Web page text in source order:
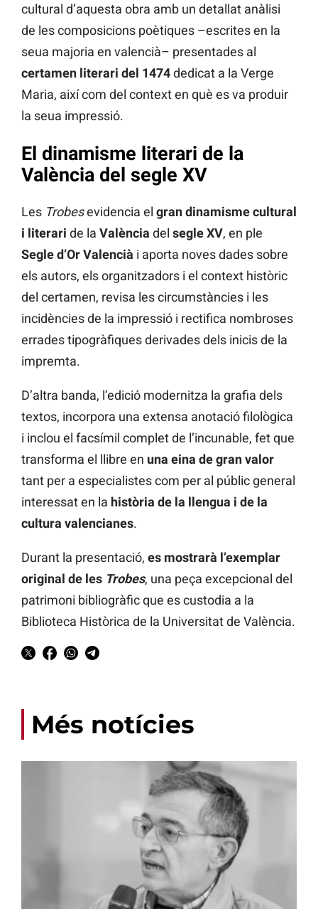
cultural d’aquesta obra amb un detallat anàlisi
de les composicions poètiques –escrites en la
seua majoria en valencià– presentades al
certamen literari del 1474dedicat a la Verge
Maria, així com del context en què es va produir
la seua impressió.
El dinamisme literari de la
València del segle XV
Les Trobesevidencia el gran dinamisme cultural
i literari de la València del segle XV, en ple
Segle d’Or Valencià i aporta noves dades sobre
els autors, els organitzadors i el context històric
del certamen, revisa les circumstàncies i les
incidències de la impressió i rectifica nombroses
errades tipogràfiques derivades dels inicis de la
impremta.
D’altra banda, l’edició modernitza la grafia dels
textos, incorpora una extensa anotació filològica
i inclou el facsímil complet de l’incunable, fet que
transforma el llibre en una eina de gran valor
tant per a especialistes com per al públic general
interessat en la història de la llengua i de la
cultura valencianes.
Durant la presentació, es mostrarà l’exemplar
original de les Trobes, una peça excepcional del
patrimoni bibliogràfic que es custodia a la
Biblioteca Històrica de la Universitat de València.
Més notícies